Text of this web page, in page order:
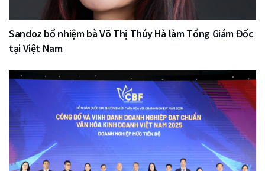
Sandoz bổ nhiệm bà Võ Thị Thúy Hà làm Tổng Giám Đốc
tại Việt Nam